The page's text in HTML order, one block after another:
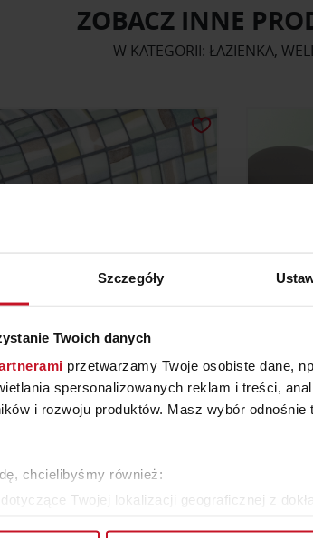
Szczegóły
Twoich danych
przetwarzamy Twoje osobiste dane,
spersonalizowanych reklam i treści,
i rozwoju produktów. Masz wybór
chcielibyśmy również:
Twojej lokalizacji geograficznej z
ZOBACZ INNE
W KATEGORII: ŁAZIENKA,
PIGMENT (AQUARELLE)
466,70 ZŁ/M²
WIĘCEJ PRODUKTÓW Z TEJ